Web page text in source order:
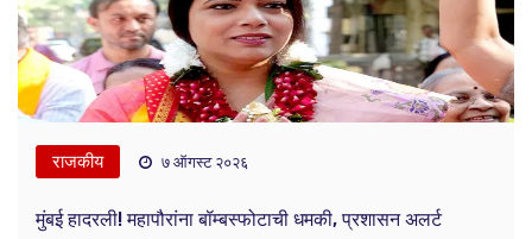
राजकीय ७ ऑगस्ट २०२६
मुंबई हादरली! महापौरांना बॉम्बस्फोटाची धमकी, प्रशासन अलर्ट